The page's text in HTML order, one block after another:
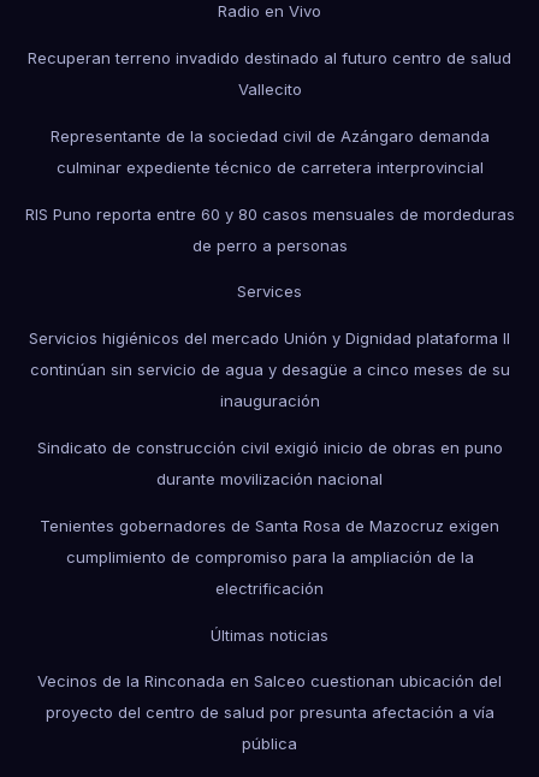
Radio en Vivo
Recuperan terreno invadido destinado al futuro centro de salud
Vallecito
Representante de la sociedad civil de Azángaro demanda
culminar expediente técnico de carretera interprovincial
RIS Puno reporta entre 60 y 80 casos mensuales de mordeduras
de perro a personas
Services
Servicios higiénicos del mercado Unión y Dignidad plataforma II
continúan sin servicio de agua y desagüe a cinco meses de su
inauguración
Sindicato de construcción civil exigió inicio de obras en puno
durante movilización nacional
Tenientes gobernadores de Santa Rosa de Mazocruz exigen
cumplimiento de compromiso para la ampliación de la
electrificación
Últimas noticias
Vecinos de la Rinconada en Salceo cuestionan ubicación del
proyecto del centro de salud por presunta afectación a vía
pública